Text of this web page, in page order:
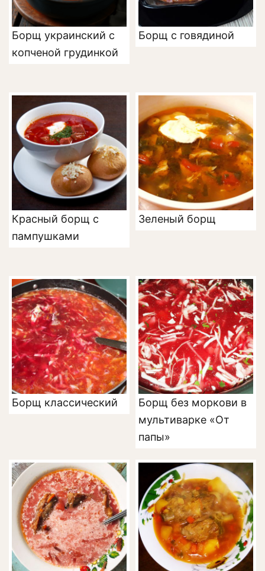
Борщ украинский с
копченой грудинкой
Борщ с говядиной
Красный борщ с
пампушками
Зеленый борщ
Борщ классический
Борщ без моркови в
мультиварке «От
папы»